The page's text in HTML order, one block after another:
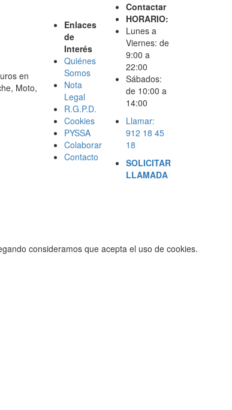
en
Moto,
Enlaces
de
Interés
Quiénes
Somos
Nota
Legal
R.G.P.D.
Cookies
PYSSA
Colaborar
Contacto
Contactar
HORARIO:
Lunes a
Viernes: de
9:00 a
22:00
Sábados:
de 10:00 a
14:00
Llamar:
912 18 45
18
SOLICITAR
LLAMADA
consideramos que acepta el uso de cookies.